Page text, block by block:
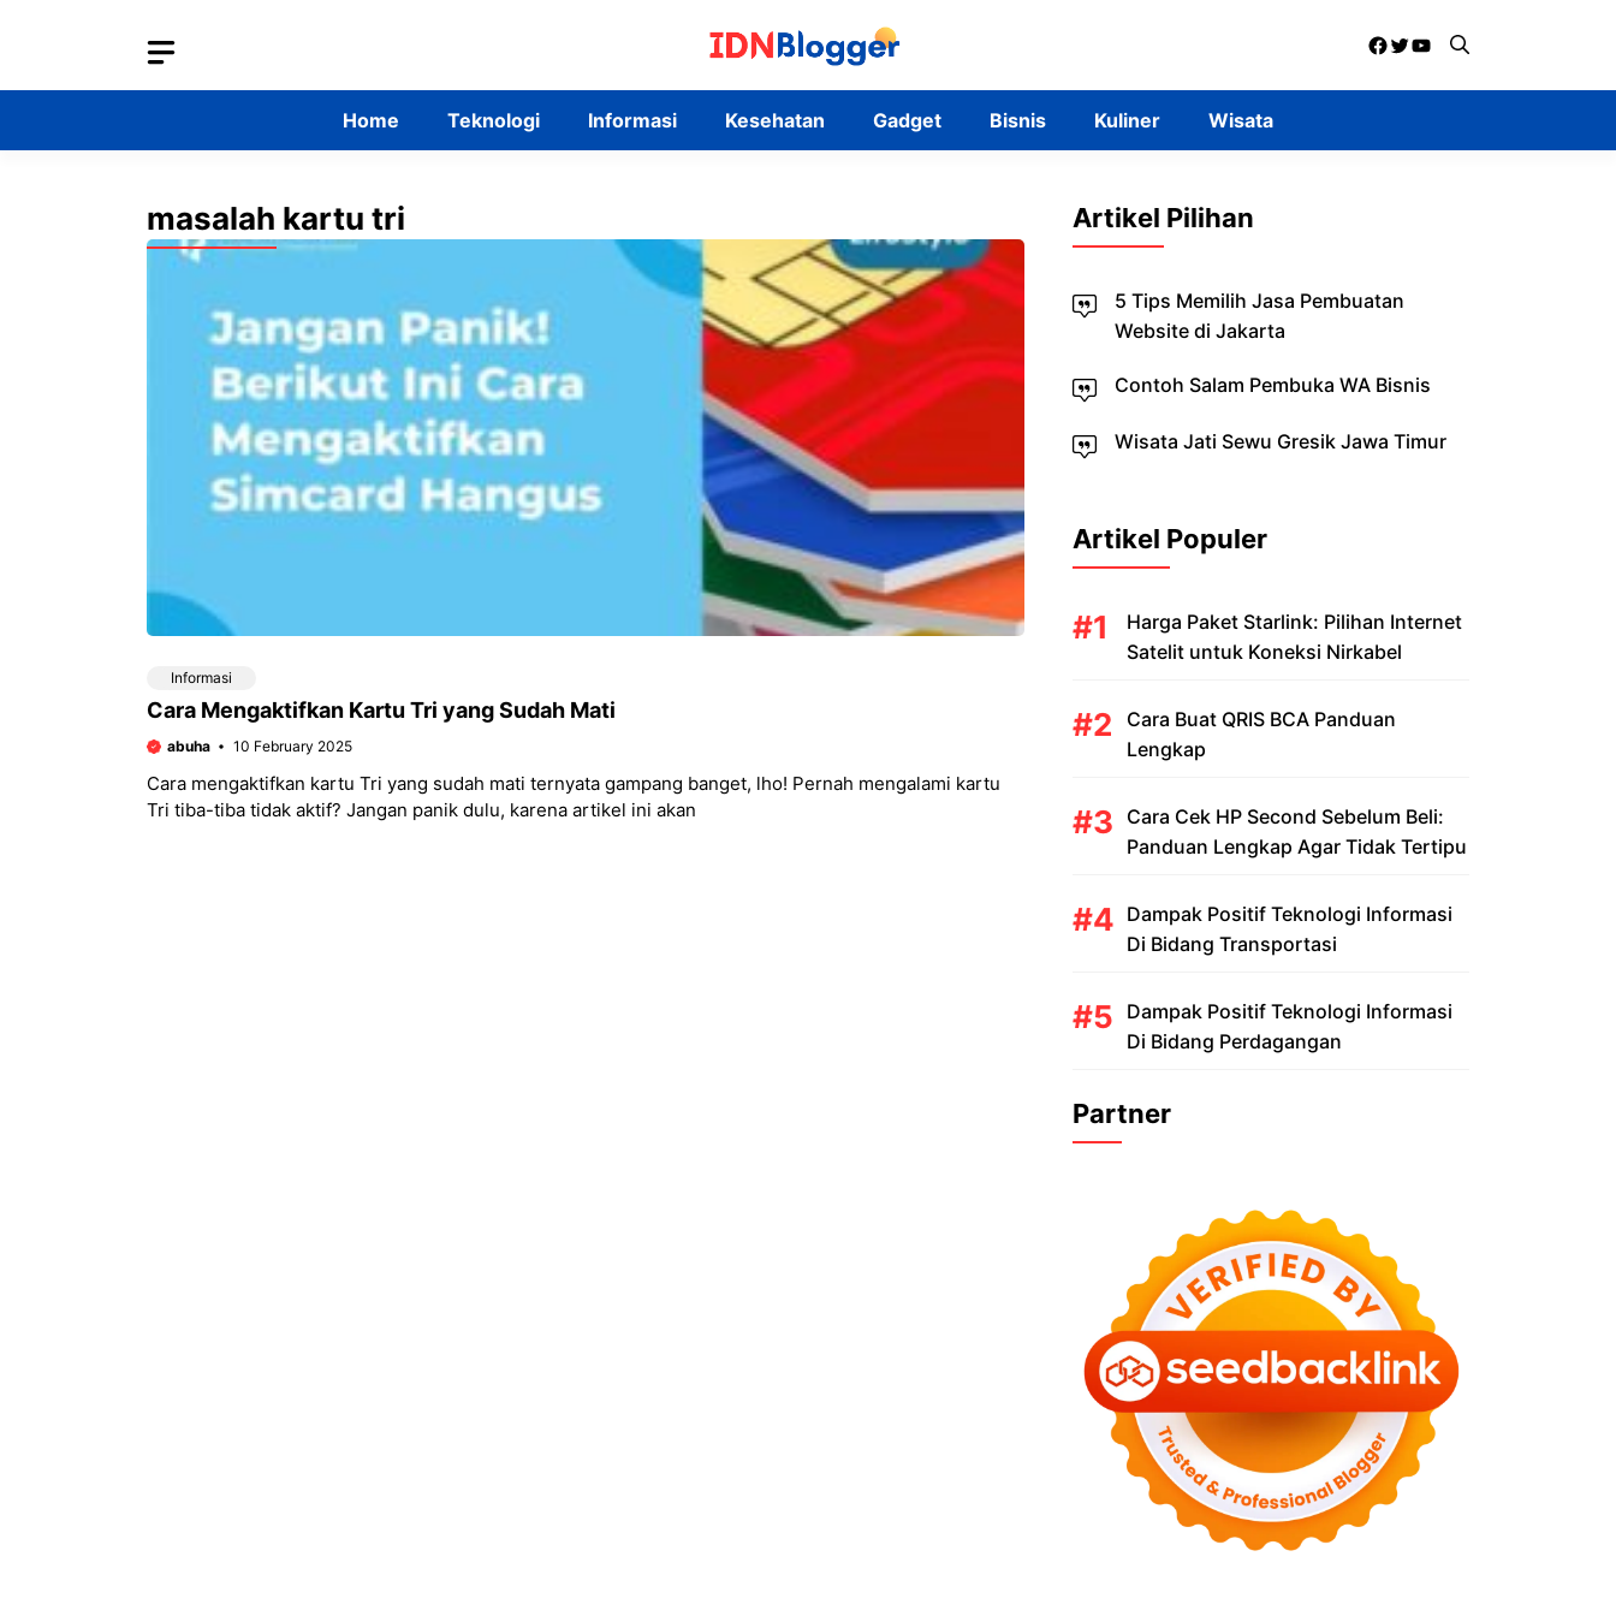
Facebook
Twitter
YouTube
Home Teknologi Informasi Kesehatan Gadget Bisnis Kuliner Wisata
masalah kartu tri
Informasi
Cara Mengaktifkan Kartu Tri yang Sudah Mati
abuha 10 February 2025
Cara mengaktifkan kartu Tri yang sudah mati ternyata gampang banget, lho! Pernah mengalami kartu
Tri tiba-tiba tidak aktif? Jangan panik dulu, karena artikel ini akan
Artikel Pilihan
5 Tips Memilih Jasa Pembuatan
Website di Jakarta
Contoh Salam Pembuka WA Bisnis
Wisata Jati Sewu Gresik Jawa Timur
Artikel Populer
Harga Paket Starlink: Pilihan Internet
Satelit untuk Koneksi Nirkabel
Cara Buat QRIS BCA Panduan
Lengkap
Cara Cek HP Second Sebelum Beli:
Panduan Lengkap Agar Tidak Tertipu
Dampak Positif Teknologi Informasi
Di Bidang Transportasi
Dampak Positif Teknologi Informasi
Di Bidang Perdagangan
Partner